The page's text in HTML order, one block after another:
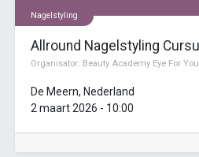
Nagelstyling
Organisator: Beauty Academy Eye For You
De Meern, Nederland
2 maart 2026 - 10:00